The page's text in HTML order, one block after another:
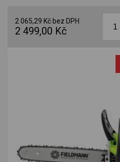
2 065,29 Kč bez DPH
2 499,00 Kč